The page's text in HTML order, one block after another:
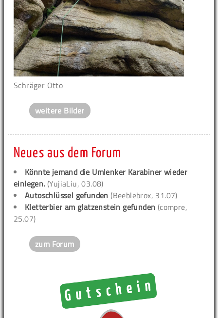
Schräger Otto
weitere Bilder
Neues aus dem Forum
Könnte jemand die Umlenker Karabiner wieder
einlegen. (YujiaLiu, 03.08)
Autoschlüssel gefunden (Beeblebrox, 31.07)
Kletterbier am glatzenstein gefunden (compre,
25.07)
zum Forum